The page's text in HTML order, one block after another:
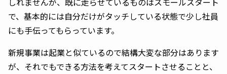
で、基本的には自分だけがタッチしている状態で少し社員
にも手伝ってもらっています。
新規事業は起業と似ているので結構大変な部分はあります
が、それでもできる方法を考えてスタートさせることと、